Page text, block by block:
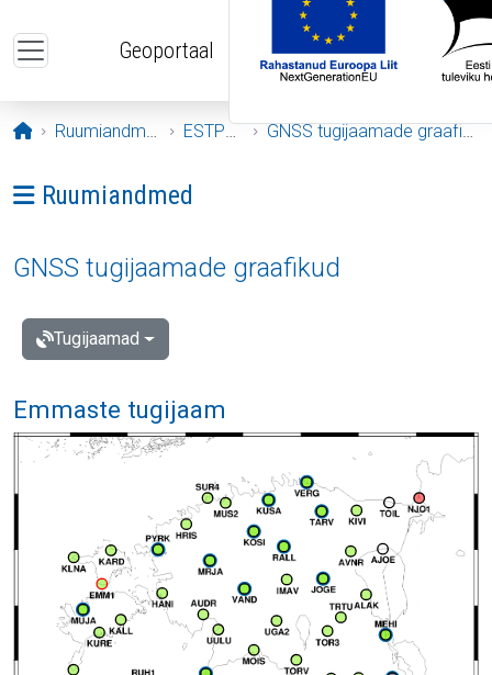
Geoportaal
Avaleht
Ruumiandmed ESTPOS GNSS tugijaamade graafikud
Ava menüü: Ruumiandmed
Ruumiandmed
GNSS tugijaamade graafikud
Tugijaamad
Emmaste tugijaam